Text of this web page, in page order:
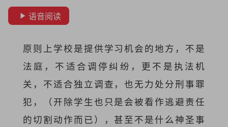
语音阅读
原则上学校是提供学习机会的地方，不是
法庭，不适合调停纠纷，更不是执法机
关，不适合独立调查，也无力处分刑事罪
犯，（开除学生也只是会被看作逃避责任
的切割动作而已），甚至不是什么神圣事